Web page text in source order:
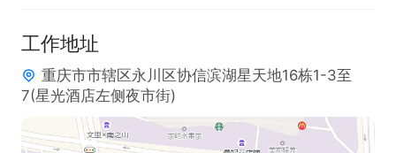
工作地址
重庆市市辖区永川区协信滨湖星天地16栋1-3至
7(星光酒店左侧夜市街)